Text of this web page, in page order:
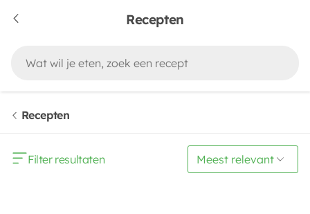
Recepten
Recepten
Filter resultaten